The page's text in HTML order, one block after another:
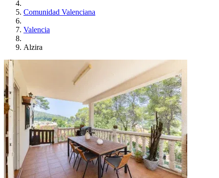
Comunidad Valenciana
Valencia
Alzira